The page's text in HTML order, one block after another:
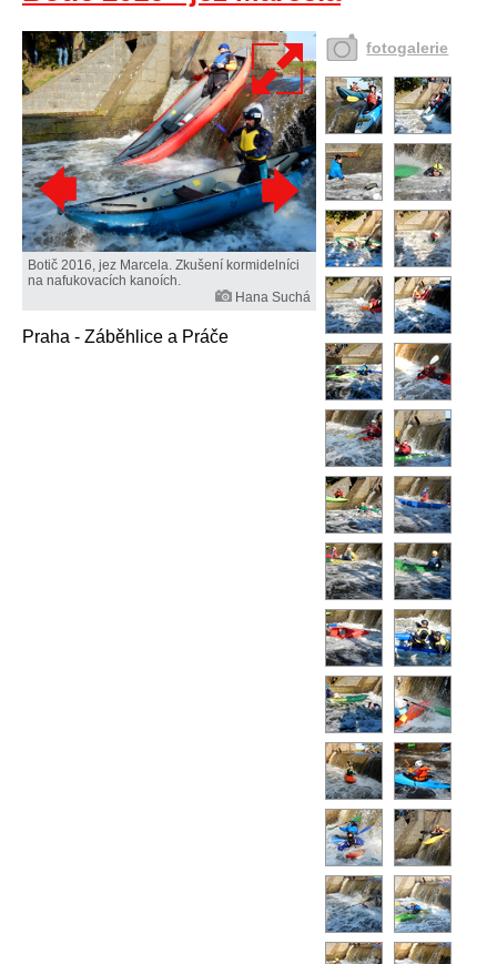
Botič 2016, jez Marcela. Zkušení kormidelníci
na nafukovacích kanoích.
Hana Suchá
Praha - Záběhlice a Práče
fotogalerie